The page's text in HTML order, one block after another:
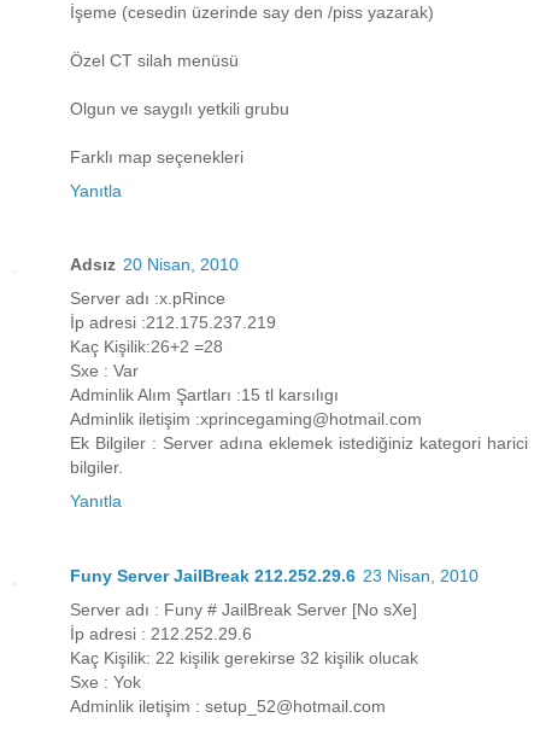
İşeme (cesedin üzerinde say den /piss yazarak)
Özel CT silah menüsü
Olgun ve saygılı yetkili grubu
Farklı map seçenekleri
Yanıtla
Adsız 20 Nisan, 2010
Server adı :x.pRince
İp adresi :212.175.237.219
Kaç Kişilik:26+2 =28
Sxe : Var
Adminlik Alım Şartları :15 tl karsılıgı
Adminlik iletişim :xprincegaming@hotmail.com
Ek Bilgiler : Server adına eklemek istediğiniz kategori harici
bilgiler.
Yanıtla
Funy Server JailBreak 212.252.29.6 23 Nisan, 2010
Server adı : Funy # JailBreak Server [No sXe]
İp adresi : 212.252.29.6
Kaç Kişilik: 22 kişilik gerekirse 32 kişilik olucak
Sxe : Yok
Adminlik iletişim : setup_52@hotmail.com